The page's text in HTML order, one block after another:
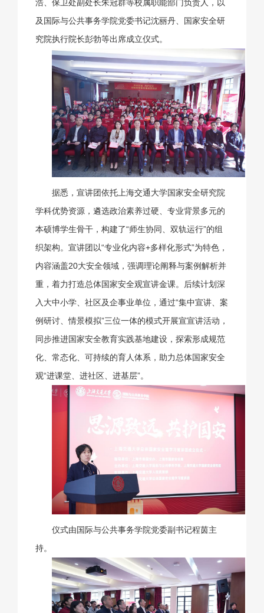
浩、保卫处副处长朱冠群等校属职能部门负责人，以
及国际与公共事务学院党委书记沈丽丹、国家安全研
究院执行院长彭勃等出席成立仪式。
据悉，宣讲团依托上海交通大学国家安全研究院
学科优势资源，遴选政治素养过硬、专业背景多元的
本硕博学生骨干，构建了“师生协同、双轨运行”的组
织架构。宣讲团以“专业化内容+多样化形式”为特色，
内容涵盖20大安全领域，强调理论阐释与案例解析并
重，着力打造总体国家安全观宣讲金课。后续计划深
入大中小学、社区及企事业单位，通过“集中宣讲、案
例研讨、情景模拟”三位一体的模式开展宣宣讲活动，
同步推进国家安全教育实践基地建设，探索形成规范
化、常态化、可持续的育人体系，助力总体国家安全
观“进课堂、进社区、进基层”。
仪式由国际与公共事务学院党委副书记程茵主
持。